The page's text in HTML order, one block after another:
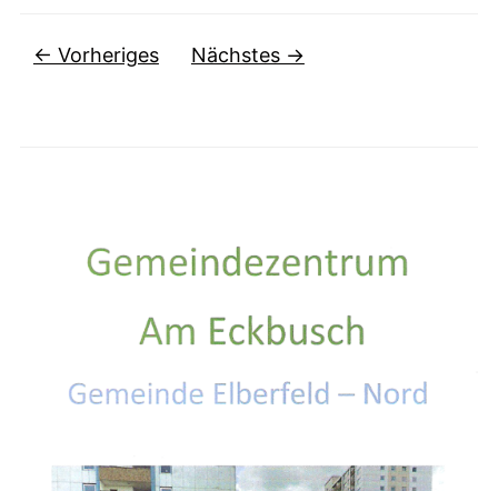
← Vorheriges Nächstes →